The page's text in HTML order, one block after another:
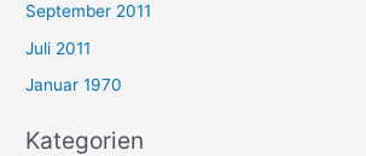
September 2011
Juli 2011
Januar 1970
Kategorien